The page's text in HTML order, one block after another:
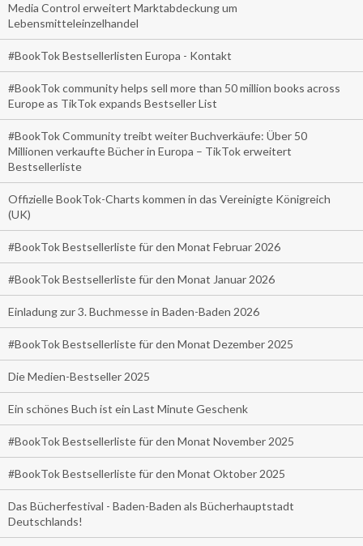
Media Control erweitert Marktabdeckung um
Lebensmitteleinzelhandel
#BookTok Bestsellerlisten Europa - Kontakt
#BookTok community helps sell more than 50 million books across
Europe as TikTok expands Bestseller List
#BookTok Community treibt weiter Buchverkäufe: Über 50
Millionen verkaufte Bücher in Europa – TikTok erweitert
Bestsellerliste
Offizielle BookTok-Charts kommen in das Vereinigte Königreich
(UK)
#BookTok Bestsellerliste für den Monat Februar 2026
#BookTok Bestsellerliste für den Monat Januar 2026
Einladung zur 3. Buchmesse in Baden-Baden 2026
#BookTok Bestsellerliste für den Monat Dezember 2025
Die Medien-Bestseller 2025
Ein schönes Buch ist ein Last Minute Geschenk
#BookTok Bestsellerliste für den Monat November 2025
#BookTok Bestsellerliste für den Monat Oktober 2025
Das Bücherfestival - Baden-Baden als Bücherhauptstadt
Deutschlands!